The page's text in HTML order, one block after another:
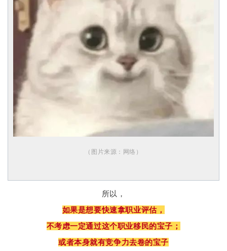
（图片来源：网络 ）
所以，
如果是想要快速拿职业评估，
不考虑一定通过这个职业移民的宝子；
或者本身就有竞争力去卷的宝子